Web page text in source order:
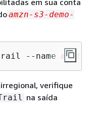
amzn-s3-demo-
--name my-
verifique
na saída